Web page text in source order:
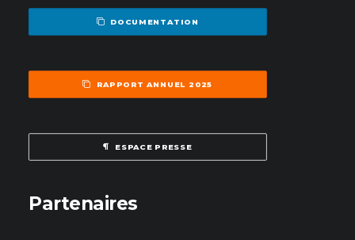
DOCUMENTATION
RAPPORT ANNUEL 2025
ESPACE PRESSE
Partenaires